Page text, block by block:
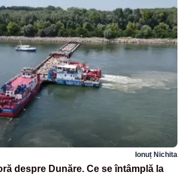
Ionuț Nichita
despre Dunăre. Ce se întâmplă la